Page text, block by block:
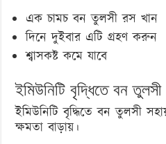
এক চামচ বন তুলসী রস খান
দিনে দুইবার এটি গ্রহণ করুন
শ্বাসকষ্ট কমে যাবে
ইমিউনিটি বৃদ্ধিতে বন তুলসী
ইমিউনিটি বৃদ্ধিতে বন তুলসী
ক্ষমতা বাড়ায়।